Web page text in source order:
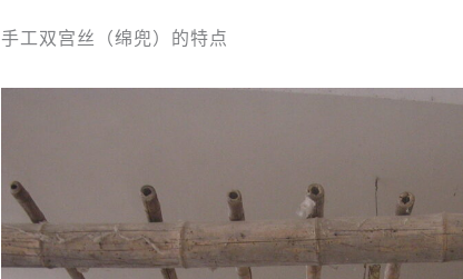
手工双宫丝（绵兜）的特点